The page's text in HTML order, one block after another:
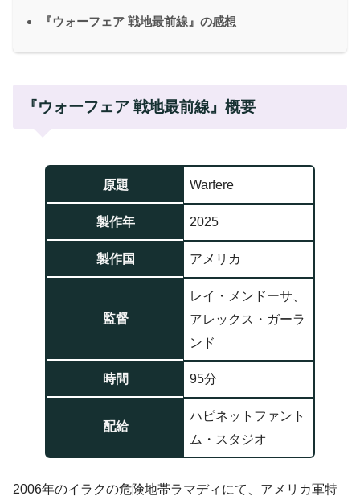
『ウォーフェア 戦地最前線』の感想
『ウォーフェア 戦地最前線』概要
原題 Warfere
製作年 2025
製作国 アメリカ
監督
レイ・メンドーサ、
アレックス・ガーラ
ンド
時間 95分
配給
ハピネットファント
ム・スタジオ
2006年のイラクの危険地帯ラマディにて、アメリカ軍特